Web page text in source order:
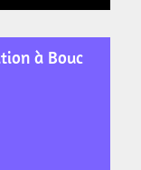
à Bouc